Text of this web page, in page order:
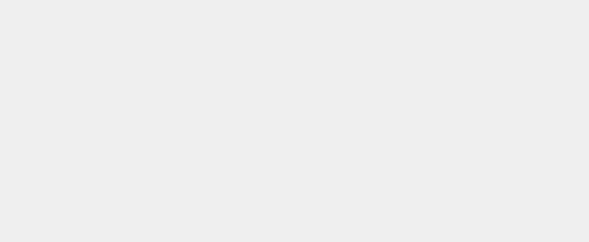
スクに対して、社内規定を整備し、適正な予防と是正の管理柵
を通じて個人情報の適切な維持管理に努めます。
先のウェブサイトでの個人情報に関しましては、弊社は一切の責
き、閲覧及びご利用をお願いします。
りますが、 お客様からの配信停止のお申出があった場合は速やか